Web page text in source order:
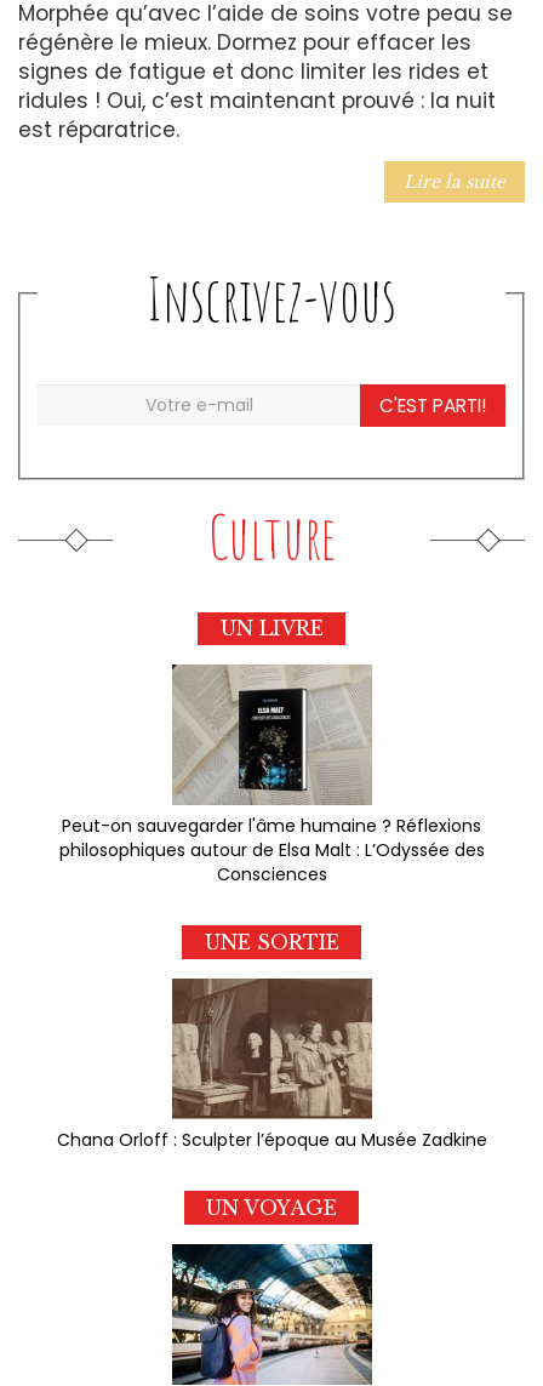
Morphée qu’avec l’aide de soins votre peau se
régénère le mieux. Dormez pour effacer les
signes de fatigue et donc limiter les rides et
ridules ! Oui, c’est maintenant prouvé : la nuit
est réparatrice.
Lire la suite
Inscrivez-vous
C'EST PARTI!
Culture
UN LIVRE
Peut-on sauvegarder l'âme humaine ? Réflexions
philosophiques autour de Elsa Malt : L’Odyssée des
Consciences
UNE SORTIE
Chana Orloff : Sculpter l’époque au Musée Zadkine
UN VOYAGE